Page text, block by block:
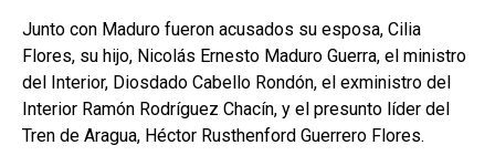
Junto con Maduro fueron acusados su esposa, Cilia
Flores, su hijo, Nicolás Ernesto Maduro Guerra, el ministro
del Interior, Diosdado Cabello Rondón, el exministro del
Interior Ramón Rodríguez Chacín, y el presunto líder del
Tren de Aragua, Héctor Rusthenford Guerrero Flores.